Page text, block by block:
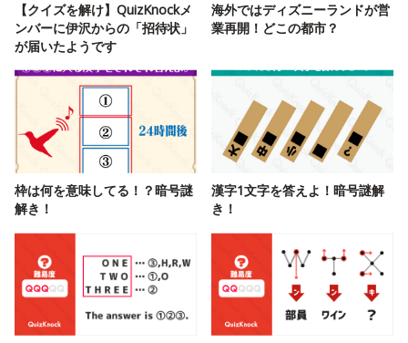
【クイズを解け】QuizKnockメ
ンバーに伊沢からの「招待状」
が届いたようです
海外ではディズニーランドが営
業再開！どこの都市？
枠は何を意味してる！？暗号謎
解き！
漢字1文字を答えよ！暗号謎解
き！